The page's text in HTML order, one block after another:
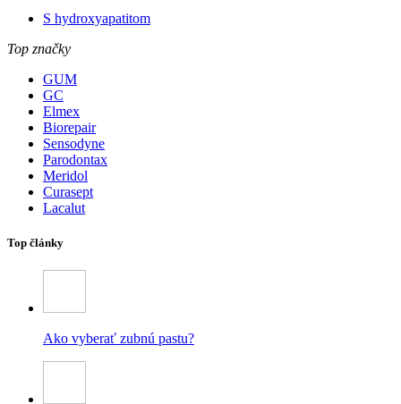
S hydroxyapatitom
Top značky
GUM
GC
Elmex
Biorepair
Sensodyne
Parodontax
Meridol
Curasept
Lacalut
Top články
Ako vyberať zubnú pastu?